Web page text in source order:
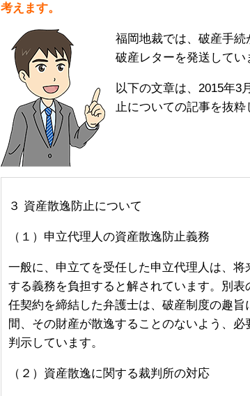
考えます。
福岡地裁では、破産手続
破産レターを発送してい
以下の文章は、2015年3
止についての記事を抜粋
３ 資産散逸防止について
（１）申立代理人の資産散逸防止義務
一般に、申立てを受任した申立代理人は、
する義務を負担すると解されています。別
任契約を締結した弁護士は、破産制度の趣
間、その財産が散逸することのないよう、
判示しています。
（２）資産散逸に関する裁判所の対応